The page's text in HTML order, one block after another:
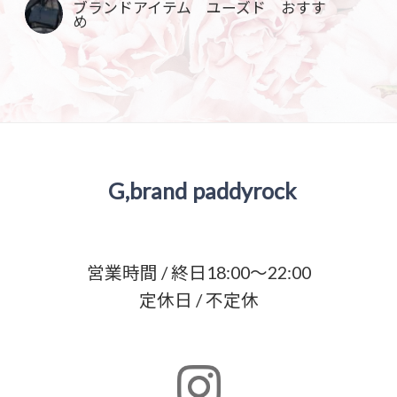
ブランドアイテム ユーズド おすす
め
G,brand paddyrock
営業時間 / 終日18:00～22:00
定休日 / 不定休